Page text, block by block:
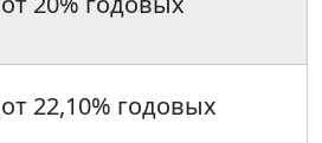
от 22,10% годовых